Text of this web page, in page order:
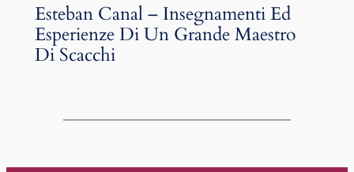
Esteban Canal – Insegnamenti Ed
Esperienze Di Un Grande Maestro
Di Scacchi